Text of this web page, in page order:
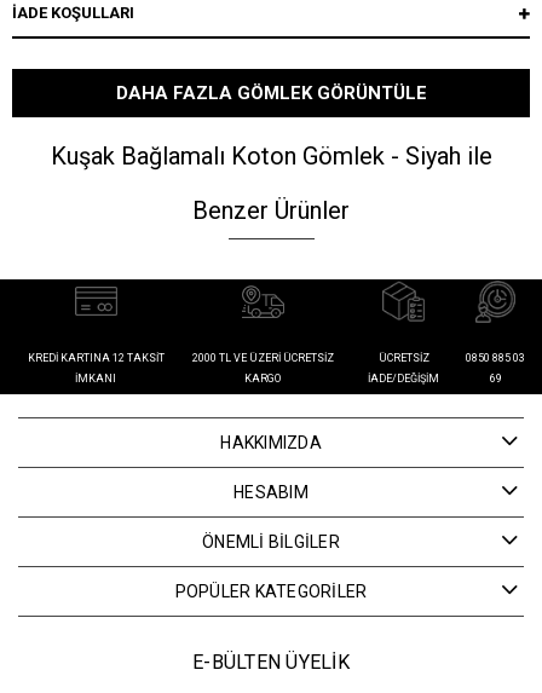
İADE KOŞULLARI
DAHA FAZLA GÖMLEK GÖRÜNTÜLE
Kuşak Bağlamalı Koton Gömlek - Siyah ile
Benzer Ürünler
KREDI KARTINA 12 TAKSIT
İMKANI
2000 TL VE ÜZERI ÜCRETSIZ
KARGO
ÜCRETSIZ
İADE/DEĞIŞIM
0850 885 03
69
HAKKIMIZDA
HESABIM
ÖNEMLİ BİLGİLER
POPÜLER KATEGORİLER
E-BÜLTEN ÜYELİK